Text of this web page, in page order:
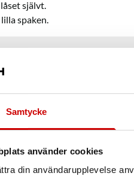
Samtycke
använder cookies
din användarupplevelse
självt.
spaken.
produkt